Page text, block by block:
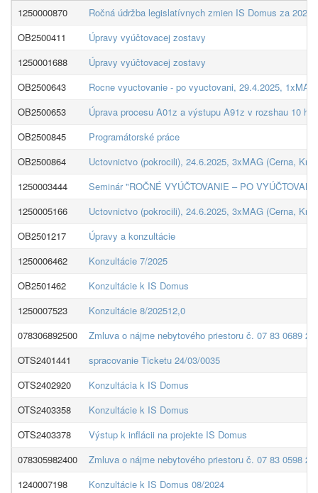
1250000870
Ročná údržba legislatívnych zmien IS Domus za 2025
OB2500411
Úpravy vyúčtovacej zostavy
1250001688
Úpravy vyúčtovacej zostavy
OB2500643
Rocne vyuctovanie - po vyuctovani, 29.4.2025,
OB2500653
Úprava procesu A01z a výstupu A91z v rozshau 10
OB2500845
Programátorské práce
OB2500864
Uctovnictvo (pokrocili), 24.6.2025, 3xMAG (Cerna,
1250003444
Seminár "ROČNÉ VYÚČTOVANIE – PO
1250005166
Uctovnictvo (pokrocili), 24.6.2025, 3xMAG (Cerna,
OB2501217
Úpravy a konzultácie
1250006462
Konzultácie 7/2025
OB2501462
Konzultácie k IS Domus
1250007523
Konzultácie 8/202512,0
078306892500
Zmluva o nájme nebytového priestoru č. 07 83 0689
OTS2401441
spracovanie Ticketu 24/03/0035
OTS2402920
Konzultácia k IS Domus
OTS2403358
Konzultácie k IS Domus
OTS2403378
Výstup k inflácii na projekte IS Domus
078305982400
Zmluva o nájme nebytového priestoru č. 07 83 0598
1240007198
Konzultácie k IS Domus 08/2024